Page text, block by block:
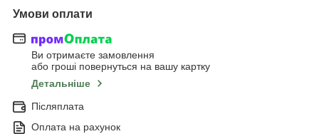
Умови оплати
Ви отримаєте замовлення
або гроші повернуться на вашу картку
Детальніше
Післяплата
Оплата на рахунок